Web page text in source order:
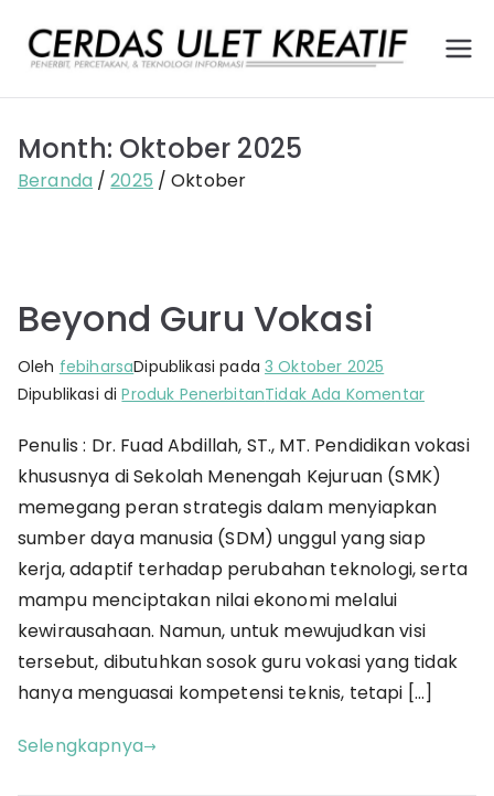
konten
Ce
Pener
Month: Oktober 2025
Beranda 2025 Oktober
Beyond Guru Vokasi
Oleh febiharsaDipublikasi pada 3 Oktober 2025
Dipublikasi diProduk PenerbitanTidak Ada Komentarpada
Guru
Vokasi
Penulis : Dr. Fuad Abdillah, ST., MT. Pendidikan vokasi
khususnya di Sekolah Menengah Kejuruan (SMK)
memegang peran strategis dalam menyiapkan
sumber daya manusia (SDM) unggul yang siap
kerja, adaptif terhadap perubahan teknologi, serta
mampu menciptakan nilai ekonomi melalui
kewirausahaan. Namun, untuk mewujudkan visi
tersebut, dibutuhkan sosok guru vokasi yang tidak
hanya menguasai kompetensi teknis, tetapi […]
Selengkapnya